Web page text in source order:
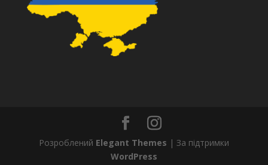
Розроблений Elegant Themes | За підтримки
WordPress